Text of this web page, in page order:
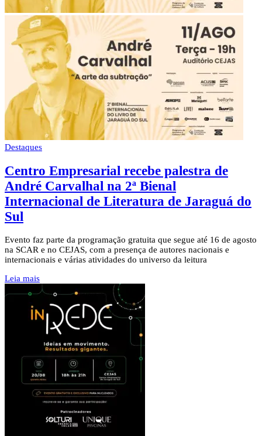
Destaques
Centro Empresarial recebe palestra de
André Carvalhal na 2ª Bienal
Internacional de Literatura de Jaraguá do
Sul
Evento faz parte da programação gratuita que segue até 16 de agosto
na SCAR e no CEJAS, com a presença de autores nacionais e
internacionais e várias atividades do universo da leitura
Leia mais